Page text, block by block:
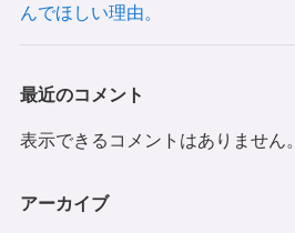
んでほしい理由。
最近のコメント
表示できるコメントはありません。
アーカイブ